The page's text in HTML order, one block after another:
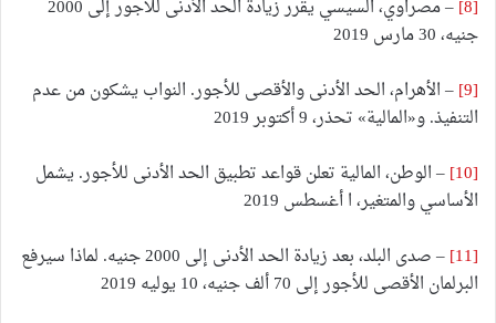
[8]
– مصراوي، السيسي يقرر زيادة الحد الأدنى للأجور إلى 2000
جنيه، 30 مارس 2019
[9] – الأهرام، الحد الأدنى والأقصى للأجور. النواب يشكون من عدم
التنفيذ. و«المالية» تحذر، 9 أكتوبر 2019
[10]
– الوطن، المالية تعلن قواعد تطبيق الحد الأدنى للأجور. يشمل
الأساسي والمتغير، ا أغسطس 2019
[11]
– صدى البلد، بعد زيادة الحد الأدنى إلى 2000 جنيه. لماذا سيرفع
البرلمان الأقصى للأجور إلى 70 ألف جنيه، 10 يوليه 2019